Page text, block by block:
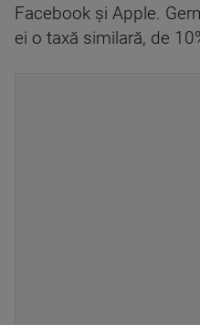
Facebook şi Apple.
ei o taxă similară, de